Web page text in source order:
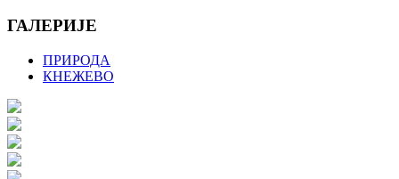
ГАЛЕРИЈЕ
ПРИРОДА
КНЕЖЕВО